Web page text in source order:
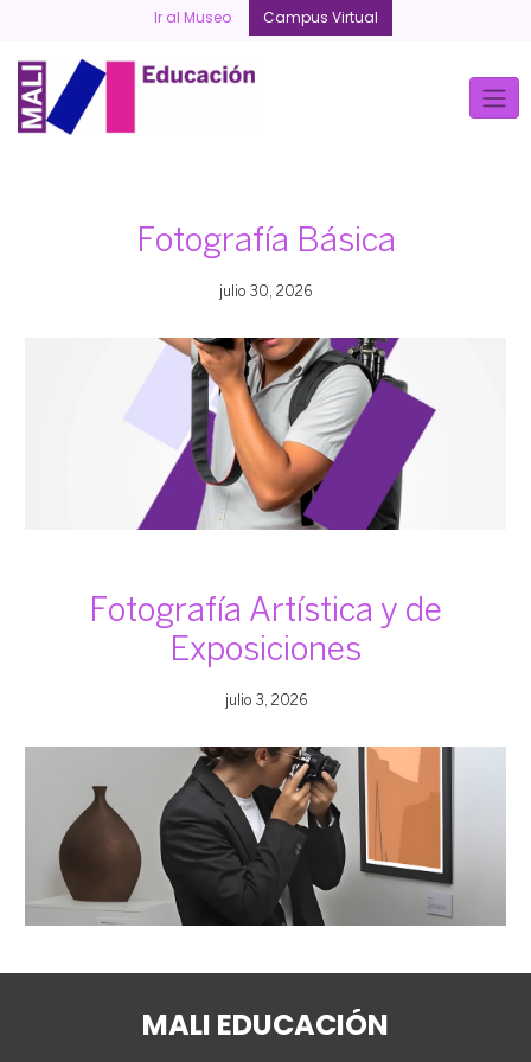
content
Ir al Museo Campus Virtual
Fotografía Básica
julio 30, 2026
Fotografía Artística y de
Exposiciones
julio 3, 2026
MALI EDUCACIÓN